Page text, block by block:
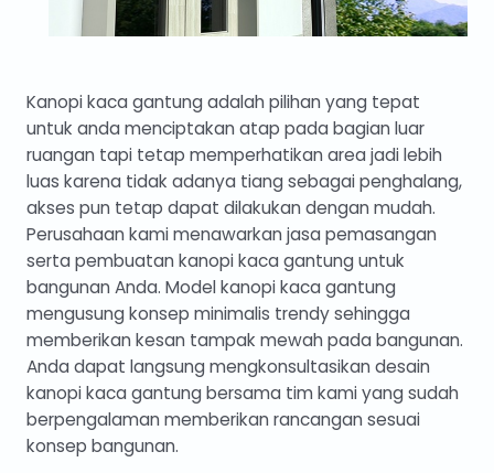
Kanopi kaca gantung adalah pilihan yang tepat
untuk anda menciptakan atap pada bagian luar
ruangan tapi tetap memperhatikan area jadi lebih
luas karena tidak adanya tiang sebagai penghalang,
akses pun tetap dapat dilakukan dengan mudah.
Perusahaan kami menawarkan jasa pemasangan
serta pembuatan kanopi kaca gantung untuk
bangunan Anda. Model kanopi kaca gantung
mengusung konsep minimalis trendy sehingga
memberikan kesan tampak mewah pada bangunan.
Anda dapat langsung mengkonsultasikan desain
kanopi kaca gantung bersama tim kami yang sudah
berpengalaman memberikan rancangan sesuai
konsep bangunan.